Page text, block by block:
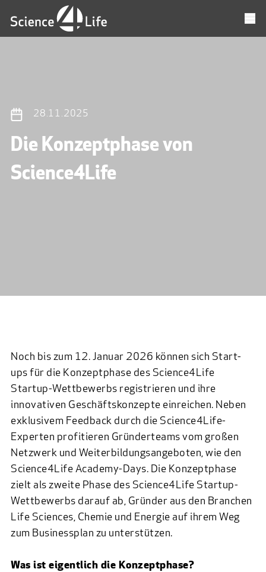
28.11.2025
Die Konzeptphase von
Science4Life
Noch bis zum 12. Januar 2026 können sich Start-
ups für die Konzeptphase des Science4Life
Startup-Wettbewerbs registrieren und ihre
innovativen Geschäftskonzepte einreichen. Neben
exklusivem Feedback durch die Science4Life-
Experten profitieren Gründerteams vom großen
Netzwerk und Weiterbildungsangeboten, wie den
Science4Life Academy-Days. Die Konzeptphase
zielt als zweite Phase des Science4Life Startup-
Wettbewerbs darauf ab, Gründer aus den Branchen
Life Sciences, Chemie und Energie auf ihrem Weg
zum Businessplan zu unterstützen.
Was ist eigentlich die Konzeptphase?